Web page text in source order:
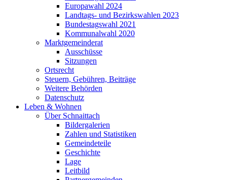
Europawahl 2024
Landtags- und Bezirkswahlen 2023
Bundestagswahl 2021
Kommunalwahl 2020
Marktgemeinderat
Ausschüsse
Sitzungen
Ortsrecht
Steuern, Gebühren, Beiträge
Weitere Behörden
Datenschutz
Leben & Wohnen
Über Schnaittach
Bildergalerien
Zahlen und Statistiken
Gemeindeteile
Geschichte
Lage
Leitbild